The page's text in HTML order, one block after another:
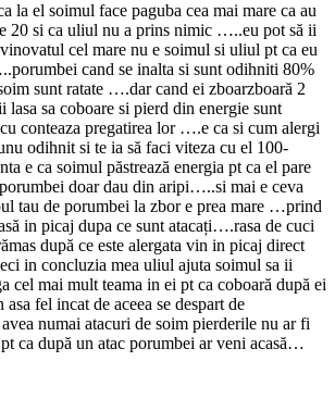
la el soimul face paguba cea mai mare ca au
20 si ca uliul nu a prins nimic …..eu pot să ii
cel mare nu e soimul si uliul pt ca eu
cand se inalta si sunt odihniti 80%
sunt ratate ….dar cand ei zboarzboară 2
lasa sa coboare si pierd din energie sunt
conteaza pregatirea lor ….e ca si cum alergi
odihnit si te ia să faci viteza cu el 100-
e ca soimul păstrează energia pt ca el pare
doar dau din aripi…..si mai e ceva
tau de porumbei la zbor e prea mare …prind
in picaj dupa ce sunt atacați….rasa de cuci
după ce este alergata vin in picaj direct
in concluzia mea uliul ajuta soimul sa ii
cel mai mult teama in ei pt ca coboară după ei
fel incat de aceea se despart de
numai atacuri de soim pierderile nu ar fi
ca după un atac porumbei ar veni acasă…